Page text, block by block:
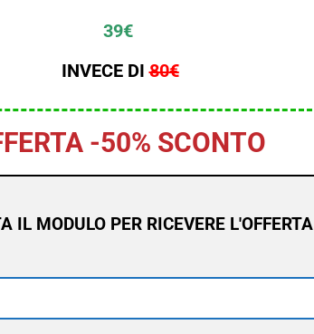
39€
INVECE DI80€
-50% SCONTO
IL MODULO PER RICEVERE L'OFFERTA